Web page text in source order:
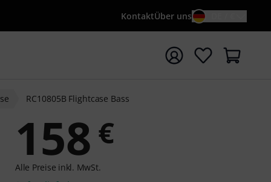
KontaktÜber uns
mit Suchwort {searchTerm} starten
RC10805B Flightcase Bass
158 €
Alle Preise inkl. MwSt.